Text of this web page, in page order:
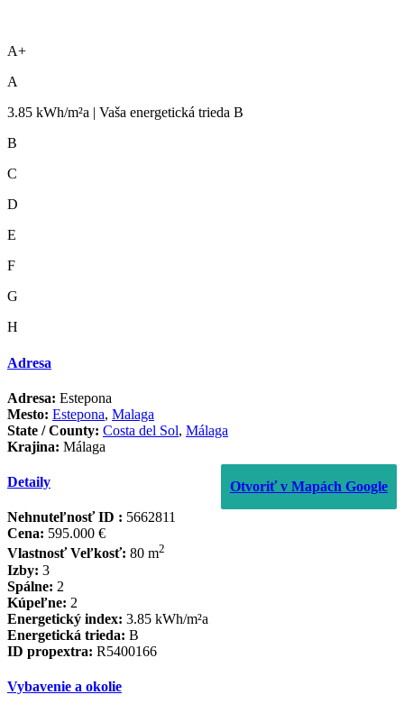
A+
A
3.85 kWh/m²a | Vaša energetická trieda B
B
C
D
E
F
G
H
Adresa
Adresa: Estepona
Mesto: Estepona, Malaga
State / County: Costa del Sol, Málaga
Krajina: Málaga
Otvoriť v Mapách Google
Detaily
Nehnuteľnosť ID : 5662811
Cena: 595.000 €
Vlastnosť Veľkosť: 80 m2
Izby: 3
Spálne: 2
Kúpeľne: 2
Energetický index: 3.85 kWh/m²a
Energetická trieda: B
ID propextra: R5400166
Vybavenie a okolie